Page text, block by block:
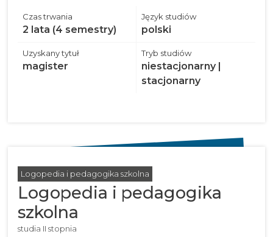
Czas trwania
2 lata (4 semestry)
Język studiów
polski
Uzyskany tytuł
magister
Tryb studiów
niestacjonarny |
stacjonarny
Logopedia i pedagogika szkolna
Logopedia i pedagogika
szkolna
studia II stopnia